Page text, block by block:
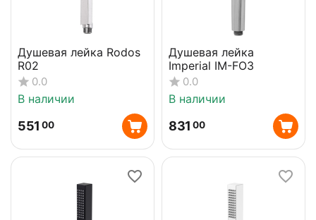
Душевая лейка Rodos
R02
0.0
В наличии
551 00
Душевая лейка
Imperial IM-FO3
0.0
В наличии
831 00